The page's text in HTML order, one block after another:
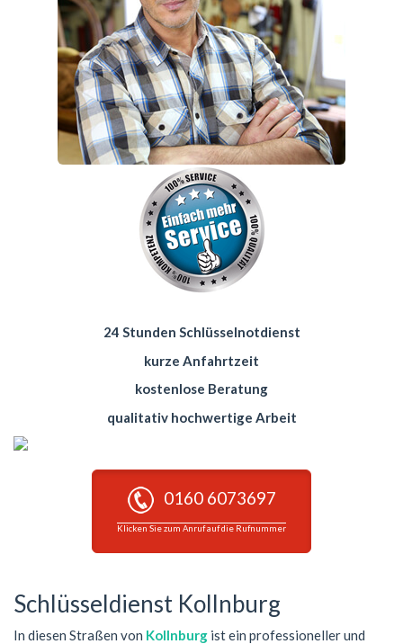
24 Stunden Schlüsselnotdienst
kurze Anfahrtzeit
kostenlose Beratung
qualitativ hochwertige Arbeit
0160 6073697
Klicken Sie zum Anruf auf die Rufnummer
Schlüsseldienst Kollnburg
In diesen Straßen von Kollnburg ist ein professioneller und